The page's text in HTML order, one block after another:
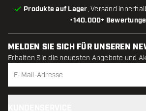
•140.000+
Produkte auf Lager, Versand
MELDEN SIE SICH FÜR UNSEREN
Erhalten Sie die neuesten Angebote und